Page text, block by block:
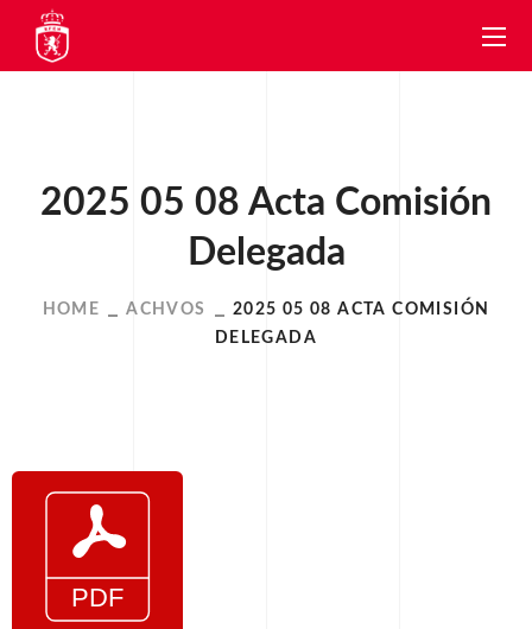
2025 05 08 Acta Comisión
Delegada
HOME ACHVOS
2025 05 08 ACTA COMISIÓN
DELEGADA